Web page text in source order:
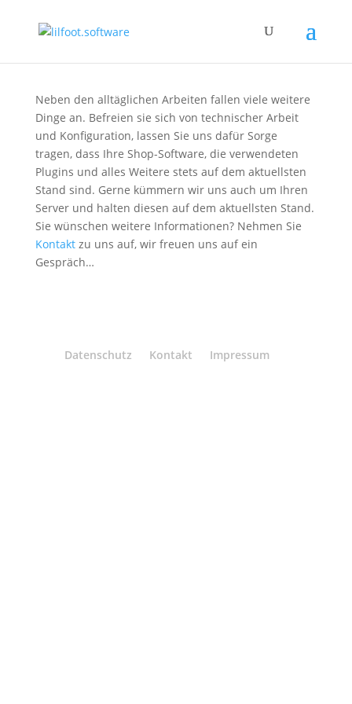
Neben den alltäglichen Arbeiten fallen viele weitere
Dinge an. Befreien sie sich von technischer Arbeit
und Konfiguration, lassen Sie uns dafür Sorge
tragen, dass Ihre Shop-Software, die verwendeten
Plugins und alles Weitere stets auf dem aktuellsten
Stand sind. Gerne kümmern wir uns auch um Ihren
Server und halten diesen auf dem aktuellsten Stand.
Sie wünschen weitere Informationen? Nehmen Sie
Kontaktzu uns auf, wir freuen uns auf ein
Gespräch…
Datenschutz Kontakt Impressum